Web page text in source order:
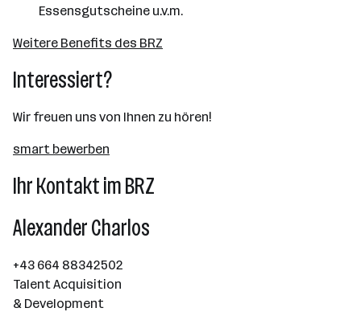
Essensgutscheine u.v.m.
Weitere Benefits des BRZ
Interessiert?
Wir freuen uns von Ihnen zu hören!
smart bewerben
Ihr Kontakt im BRZ
Alexander Charlos
+43 664 88342502
Talent Acquisition
& Development